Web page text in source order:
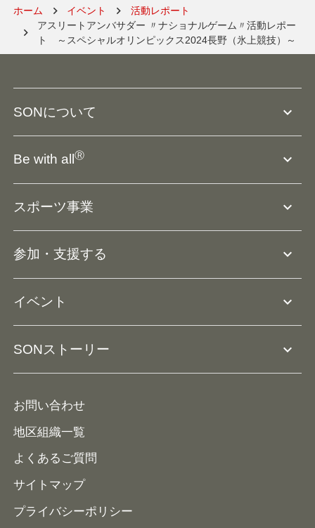
ホーム イベント
活動レポート
アスリートアンバサダー 〃ナショナルゲーム〃活動レポー
ト　～スペシャルオリンピックス2024長野（氷上競技）～
SONについて expand_more
SO組織について
役員等一覧
リソースページ
Be with allⓇ expand_more
スポーツ事業 expand_more
ユニファイドスクール
参加・支援する expand_more
コーチとして参加
イベント expand_more
ナショナルゲームについて
SONストーリー expand_more
メディア
お問い合わせ
地区組織一覧
よくあるご質問
サイトマップ
プライバシーポリシー